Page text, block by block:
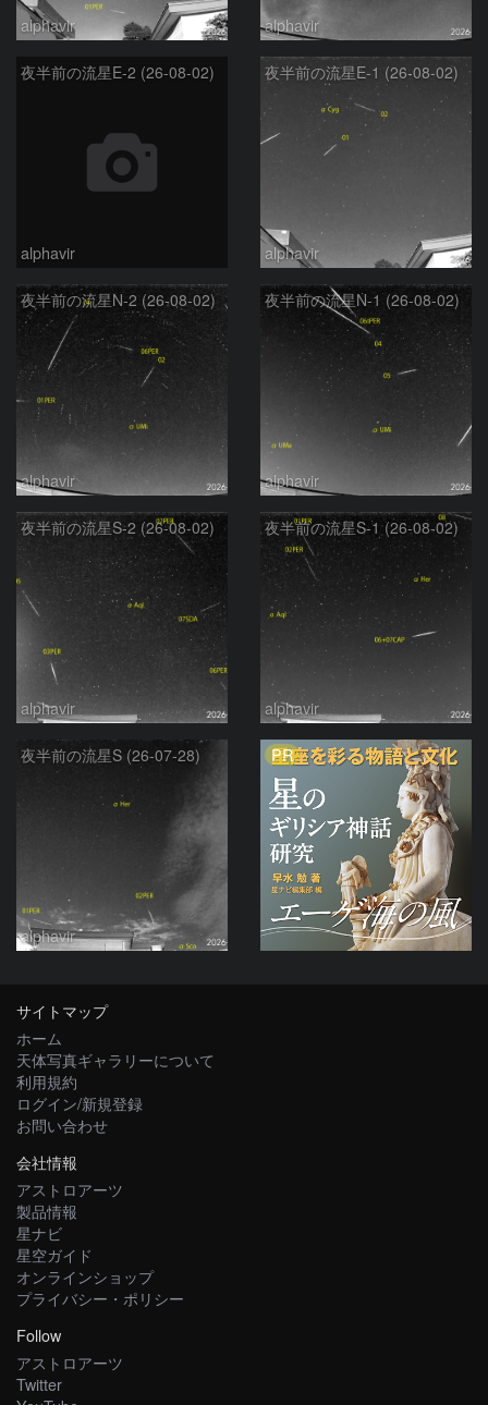
alphavir alphavir
夜半前の流星E-2 (26-08-02)
alphavir
夜半前の流星E-1 (26-08-02)
alphavir
夜半前の流星N-2 (26-08-02)
alphavir
夜半前の流星N-1 (26-08-02)
alphavir
夜半前の流星S-2 (26-08-02)
alphavir
夜半前の流星S-1 (26-08-02)
alphavir
夜半前の流星S (26-07-28)
alphavir
PR
サイトマップ
ホーム
天体写真ギャラリーについて
利用規約
ログイン/新規登録
お問い合わせ
会社情報
アストロアーツ
製品情報
星ナビ
星空ガイド
オンラインショップ
プライバシー・ポリシー
Follow
アストロアーツ
Twitter